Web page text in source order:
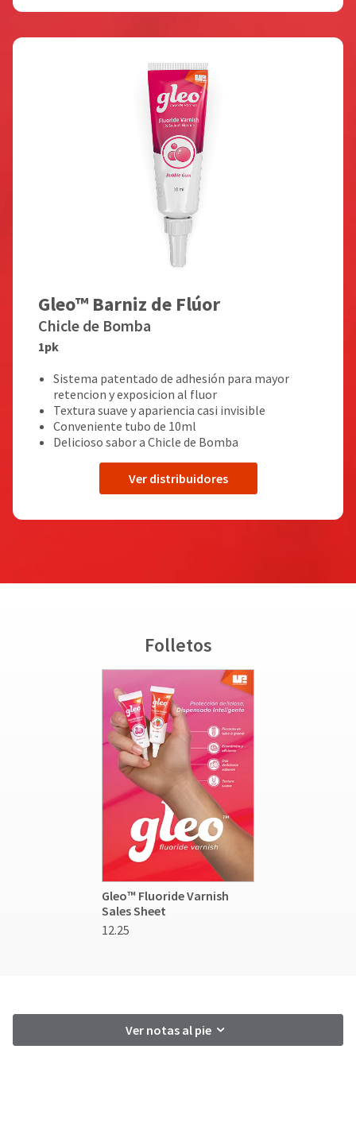
Gleo™ Barniz de Flúor
Chicle de Bomba
1pk
Sistema patentado de adhesión para mayor
retencion y exposicion al fluor
Textura suave y apariencia casi invisible
Conveniente tubo de 10ml
Delicioso sabor a Chicle de Bomba
Ver distribuidores
Folletos
Gleo™ Fluoride Varnish
Sales Sheet
12.25
Ver notas al pie